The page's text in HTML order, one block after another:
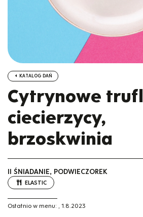
KATALOG DAŃ
Cytrynowe
ciecierzycy,
brzoskwinia
II ŚNIADANIE, PODWIECZOREK
ELASTIC
Ostatnio w menu: , 1.8.2023